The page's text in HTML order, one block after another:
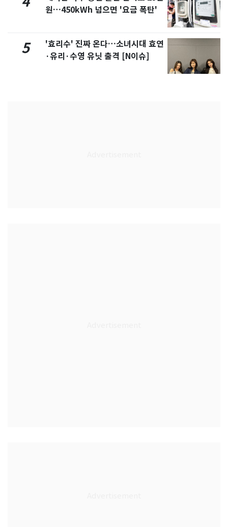
원…450kWh 넘으면 '요금 폭탄'
5
'효리수' 진짜 온다…소녀시대 효연
·유리·수영 유닛 출격 [N이슈]